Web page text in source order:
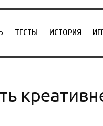
ТЕСТЫ ИСТОРИЯ